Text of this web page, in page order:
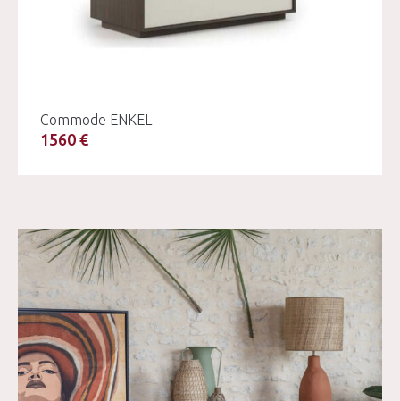
Commode ENKEL
1560 €